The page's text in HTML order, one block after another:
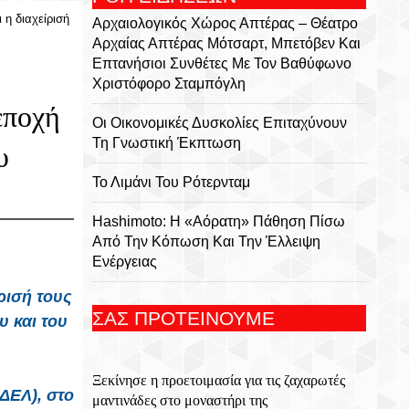
διαχείρισή
τους
και του
στο
Αρχαιολογικός Χώρος Απτέρας – Θέατρο
Αρχαίας Απτέρας Μότσαρτ, Μπετόβεν Και
Επτανήσιοι Συνθέτες Με Τον Βαθύφωνο
Χριστόφορο Σταμπόγλη
Οι Οικονομικές Δυσκολίες Επιταχύνουν
Τη Γνωστική Έκπτωση
Το Λιμάνι Του Ρότερνταμ
Hashimoto: Η «αόρατη» Πάθηση Πίσω
Από Την Κόπωση Και Την Έλλειψη
Ενέργειας
Γέφυρα Ρίου – Αντίρριου
Μια Κορυφαία Πράξη Αντίστασης Κατά
Των Ναζί Κατακτητών
ΣΑΣ ΠΡΟΤΕΙΝΟΥΜΕ
Ξεκίνησε η προετοιμασία για τις ζαχαρωτές
μαντινάδες στο μοναστήρι της